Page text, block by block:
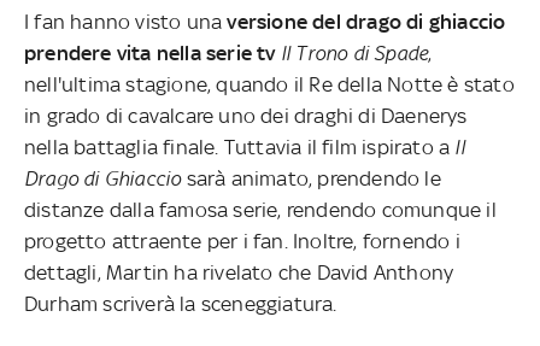
I fan hanno visto unaversione del drago di ghiaccio
prendere vita nella serie tvIl Trono di Spade,
nell'ultima stagione, quando il Re della Notte è stato
in grado di cavalcare uno dei draghi di Daenerys
nella battaglia finale. Tuttavia il film ispirato a Il
Drago di Ghiacciosarà animato, prendendo le
distanze dalla famosa serie, rendendo comunque il
progetto attraente per i fan. Inoltre, fornendo i
dettagli, Martin ha rivelato che David Anthony
Durham scriverà la sceneggiatura.